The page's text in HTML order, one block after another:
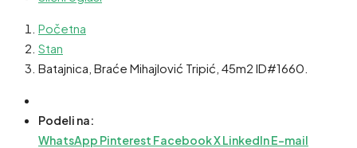
Početna
Stan
Batajnica, Braće Mihajlović Tripić, 45m2 ID#1660.
Podeli na:
WhatsApp Pinterest FacebookXLinkedInE-mail